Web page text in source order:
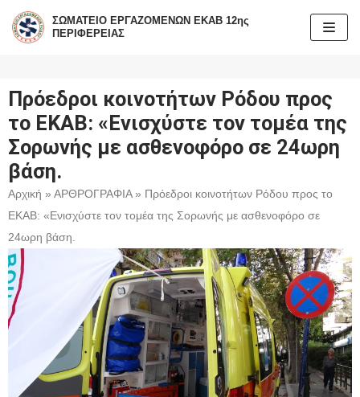
Μεταπηδήστε
περιεχόμενο
ΣΩΜΑΤΕΙΟ ΕΡΓΑΖΟΜΕΝΩΝ ΕΚΑΒ 12ης
ΠΕΡΙΦΕΡΕΙΑΣ
Πρόεδροι κοινοτήτων Ρόδου προς
το ΕΚΑΒ: «Ενισχύστε τον τομέα της
Σορωνής με ασθενοφόρο σε 24ωρη
βάση.
Αρχική » ΑΡΘΡΟΓΡΑΦΙΑ» Πρόεδροι κοινοτήτων Ρόδου προς το
ΕΚΑΒ: «Ενισχύστε τον τομέα της Σορωνής με ασθενοφόρο σε
24ωρη βάση.